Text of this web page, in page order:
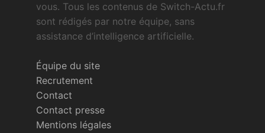
vous. Tous les contenus de Switch-Actu.fr
sont rédigés par notre équipe, sans
assistance d’intelligence artificielle.
Équipe du site
Recrutement
Contact
Contact presse
Mentions légales